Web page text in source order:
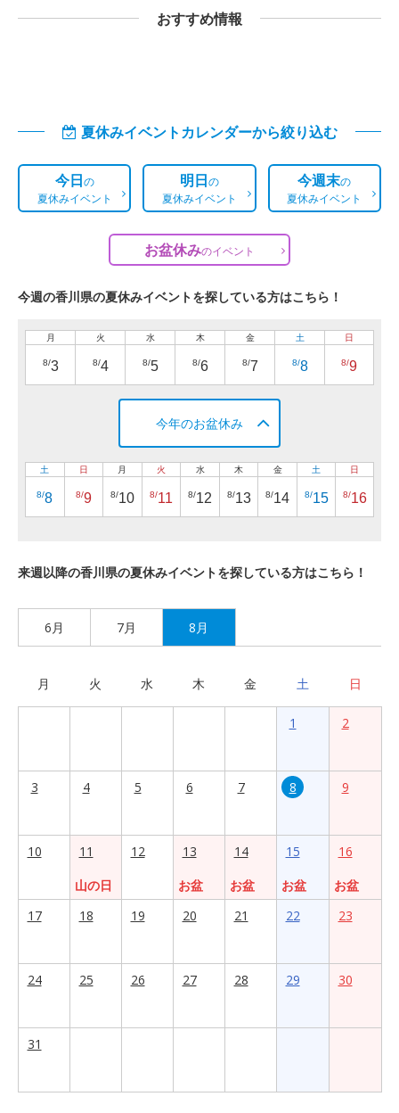
おすすめ情報
夏休みイベントカレンダーから絞り込む
今日の
夏休みイベント
明日の
夏休みイベント
今週末の
夏休みイベント
お盆休みのイベント
今週の香川県の夏休みイベントを探している方はこちら！
月
8/3
火
8/4
水
8/5
木
8/6
金
8/7
土
8/8
日
8/9
今年のお盆休み
土
8/8
日
8/9
月
8/10
火
8/11
水
8/12
木
8/13
金
8/14
土
8/15
日
8/16
来週以降の香川県の夏休みイベントを探している方はこちら！
6月 7月 8月
月 火 水 木 金 土 日
1 2
3 4 5 6 7 8 9
10
11
山の日
12
13
お盆
14
お盆
15
お盆
16
お盆
17
18 19 20 21 22 23
24 25 26 27 28 29 30
31